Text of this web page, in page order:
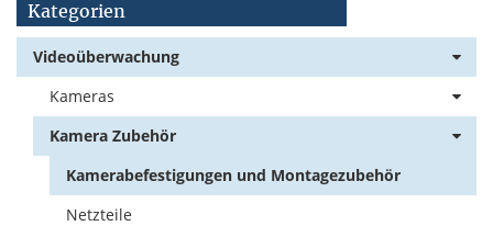
Kategorien
Videoüberwachung
Kameras
Kamera Zubehör
Kamerabefestigungen und Montagezubehör
Netzteile